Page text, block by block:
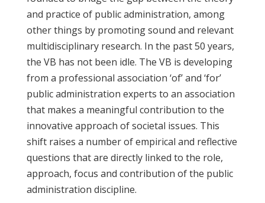
and practice of public administration, among
other things by promoting sound and relevant
multidisciplinary research. In the past 50 years,
the VB has not been idle. The VB is developing
from a professional association ‘of’ and ‘for’
public administration experts to an association
that makes a meaningful contribution to the
innovative approach of societal issues. This
shift raises a number of empirical and reflective
questions that are directly linked to the role,
approach, focus and contribution of the public
administration discipline.